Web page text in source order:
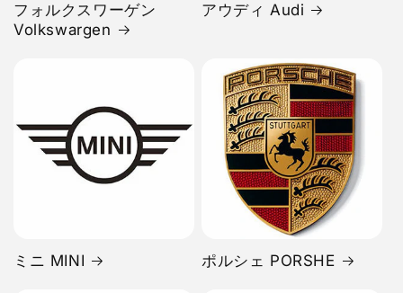
フォルクスワーゲン
Volkswargen
アウディ Audi
ミニ MINI ポルシェ PORSHE